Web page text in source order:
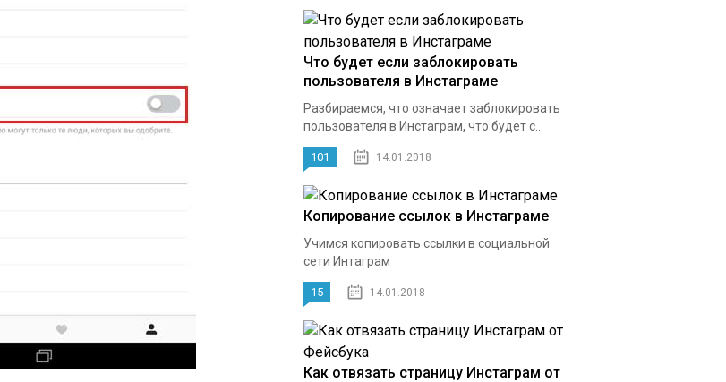
Что будет если заблокировать
пользователя в Инстаграме
Разбираемся, что означает заблокировать
пользователя в Инстаграм, что будет с...
101 14.01.2018
Копирование ссылок в Инстаграме
Учимся копировать ссылки в социальной
сети Интаграм
15 14.01.2018
Как отвязать страницу Инстаграм от